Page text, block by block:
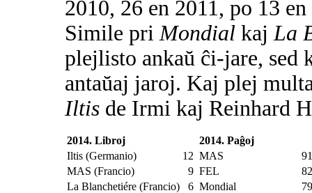
2010, 26 en 2011, po 13
Simile pri Mondial kaj La
plejlisto ankaŭ ĉi-jare,
antaŭaj jaroj. Kaj plej
Iltis de Irmi kaj Reinhard
2014. Libroj
2014. Paĝoj
Iltis (Germanio)
12 MAS
MAS (Francio)
9 FEL
La Blanchetiére (Francio)
6 Mondial